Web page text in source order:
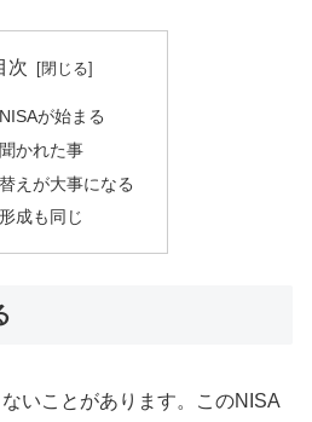
次
が始まる
かれた事
えが大事になる
成も同じ
いことがあります。このNISA